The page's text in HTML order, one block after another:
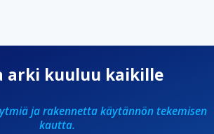
arki kuuluu kaikille
ja rakennetta käytännön tekemisen
kautta.